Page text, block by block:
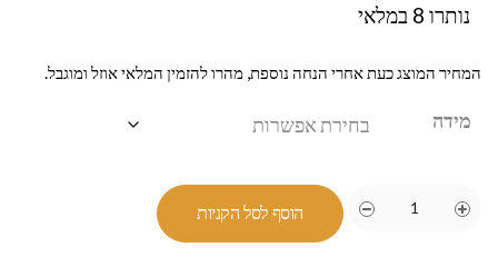
נותרו 8 במלאי
המחיר המוצג כעת אחרי הנחה נוספת, מהרו להזמין המלאי אוזל ומוגבל.
מידה
הוסף לסל הקניות